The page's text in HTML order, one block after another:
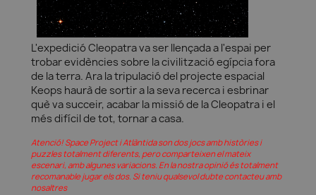
L'expedició Cleopatra va ser llençada a l'espai per
trobar evidències sobre la civilització egípcia fora
de la terra. Ara la tripulació del projecte espacial
Keops haurà de sortir a la seva recerca i esbrinar
què va succeir, acabar la missió de la Cleopatra i el
més difícil de tot, tornar a casa.
Atenció! Space Project i Atlàntida son dos jocs amb històries i
puzzles totalment diferents, pero comparteixen el mateix
escenari, amb algunes variacions. En la nostra opinió és totalment
recomanable jugar els dos. Si teniu qualsevol dubte contacteu amb
nosaltres